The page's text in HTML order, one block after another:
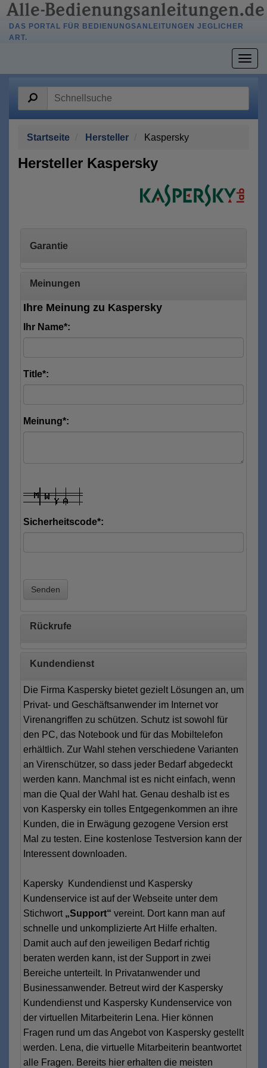
DAS PORTAL FÜR BEDIENUNGSANLEITUNGEN JEGLICHER
ART.
Startseite Hersteller Kaspersky
Hersteller Kaspersky
Garantie
Meinungen
Ihre Meinung zu Kaspersky
Ihr Name*:
Title*:
Meinung*:
Sicherheitscode*:
Senden
Rückrufe
Kundendienst
Die Firma Kaspersky bietet gezielt Lösungen an, um
Privat- und Geschäftsanwender im Internet vor
Virenangriffen zu schützen. Schutz ist sowohl für
den PC, das Notebook und für das Mobiltelefon
erhältlich. Zur Wahl stehen verschiedene Varianten
an Virenschützer, so dass jeder Bedarf abgedeckt
werden kann. Manchmal ist es nicht einfach, wenn
man die Qual der Wahl hat. Genau deshalb ist es
von Kaspersky ein tolles Entgegenkommen an ihre
Kunden, die in Erwägung gezogene Version erst
Mal zu testen. Eine kostenlose Testversion kann der
Interessent downloaden.
Kapersky Kundendienst und Kaspersky
Kundenservice ist auf der Webseite unter dem
Stichwort„Support“ vereint. Dort kann man auf
schnelle und unkomplizierte Art Hilfe erhalten.
Damit auch auf den jeweiligen Bedarf richtig
beraten werden kann, ist der Support in zwei
Bereiche unterteilt. In Privatanwender und
Businessanwender. Betreut wird der Kaspersky
Kundendienst und Kaspersky Kundenservice von
der virtuellen Mitarbeiterin Lena. Hier können
Fragen rund um das Angebot von Kaspersky gestellt
werden. Lena, die virtuelle Mitarbeiterin beantwortet
alle Fragen. Bereits hier erhalten die meisten